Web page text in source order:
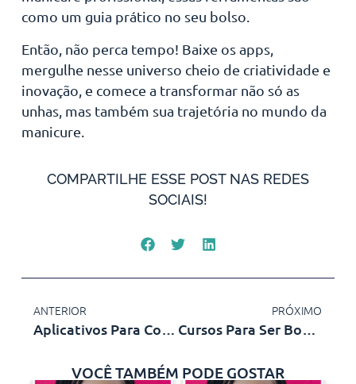
como um guia prático no seu bolso.
Então, não perca tempo! Baixe os apps,
mergulhe nesse universo cheio de criatividade e
inovação, e comece a transformar não só as
unhas, mas também sua trajetória no mundo da
manicure.
COMPARTILHE ESSE POST NAS REDES
SOCIAIS!
ANTERIOR
Aplicativos Para Conversar Com Estrangeiros
PRÓXIMO
Cursos Para Ser Bombeiro
VOCÊ TAMBÉM PODE GOSTAR